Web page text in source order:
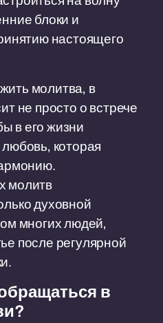
блоки и
настоящего
молитва, в
не просто о встрече
в его жизни
которая
молитв
духовной
многих людей,
после регулярной
в